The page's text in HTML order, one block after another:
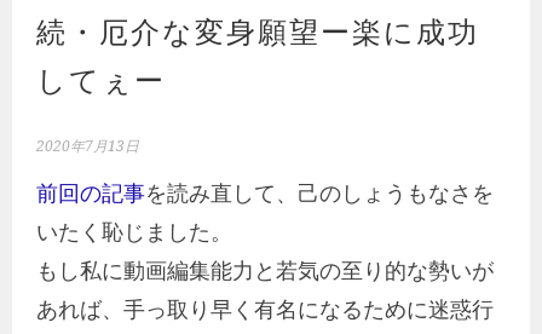
続・厄介な変身願望ー楽に成功
してぇー
2020年7月13日
前回の記事を読み直して、己のしょうもなさを
いたく恥じました。
もし私に動画編集能力と若気の至り的な勢いが
あれば、手っ取り早く有名になるために迷惑行